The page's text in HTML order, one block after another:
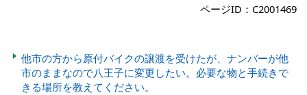
ページID：C2001469
他市の方から原付バイクの譲渡を受けたが、ナンバーが他
市のままなので八王子に変更したい。必要な物と手続きで
きる場所を教えてください。